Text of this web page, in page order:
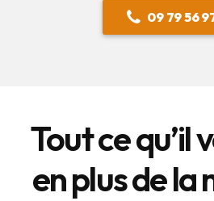
09 79 56
Tout ce qu’il
en plus de la